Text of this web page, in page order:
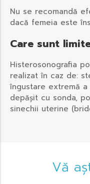
Nu se recomandă
dacă femeia este
Care sunt
Histerosonografia
realizat în caz de:
îngustare extremă
depășit cu sonda,
sinechii uterine
Vă